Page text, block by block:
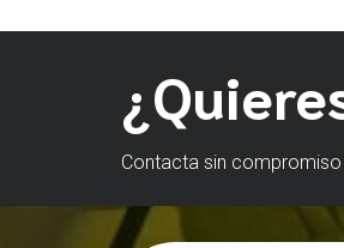
Contacta sin